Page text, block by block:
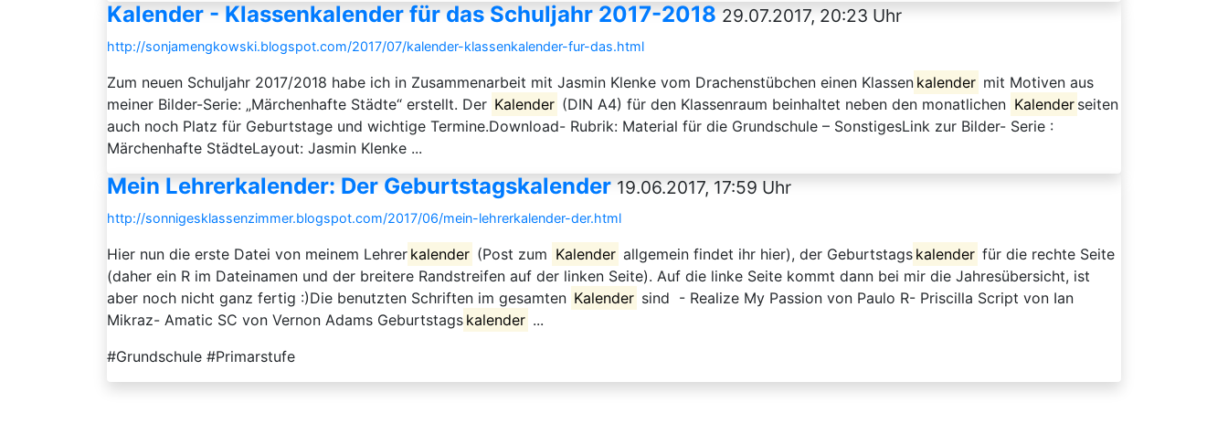
Kalender - Klassenkalender für das Schuljahr 2017-2018 29.07.2017, 20:23 Uhr
http://sonjamengkowski.blogspot.com/2017/07/kalender-klassenkalender-fur-das.html
Zum neuen Schuljahr 2017/2018 habe ich in Zusammenarbeit mit Jasmin Klenke vom Drachenstübchen einen Klassen kalender mit Motiven aus
meiner Bilder-Serie: „Märchenhafte Städte“ erstellt. Der Kalender (DIN A4) für den Klassenraum beinhaltet neben den monatlichen Kalender seiten
auch noch Platz für Geburtstage und wichtige Termine.Download- Rubrik: Material für die Grundschule – SonstigesLink zur Bilder- Serie :
Märchenhafte StädteLayout: Jasmin Klenke ...
Mein Lehrerkalender: Der Geburtstagskalender 19.06.2017, 17:59 Uhr
http://sonnigesklassenzimmer.blogspot.com/2017/06/mein-lehrerkalender-der.html
Hier nun die erste Datei von meinem Lehrer kalender (Post zum Kalender allgemein findet ihr hier), der Geburtstags kalender für die rechte Seite
(daher ein R im Dateinamen und der breitere Randstreifen auf der linken Seite). Auf die linke Seite kommt dann bei mir die Jahresübersicht, ist
aber noch nicht ganz fertig :)Die benutzten Schriften im gesamten Kalender sind - Realize My Passion von Paulo R- Priscilla Script von Ian
Mikraz- Amatic SC von Vernon Adams Geburtstags kalender ...
#Grundschule #Primarstufe